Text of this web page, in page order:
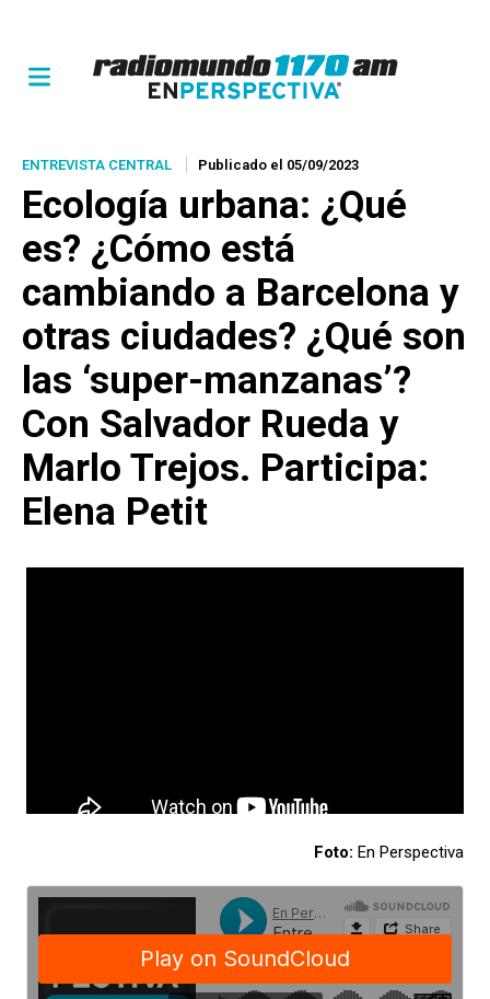
ENTREVISTA CENTRAL Publicado el 05/09/2023
Ecología urbana: ¿Qué
es? ¿Cómo está
cambiando a Barcelona y
otras ciudades? ¿Qué son
las ‘super-manzanas’?
Con Salvador Rueda y
Marlo Trejos. Participa:
Elena Petit
Foto: En Perspectiva